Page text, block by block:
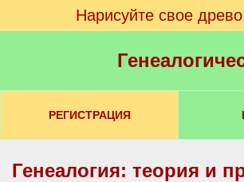
Нарисуйте свое
РЕГИСТРАЦИЯ
Генеалогия: теория и